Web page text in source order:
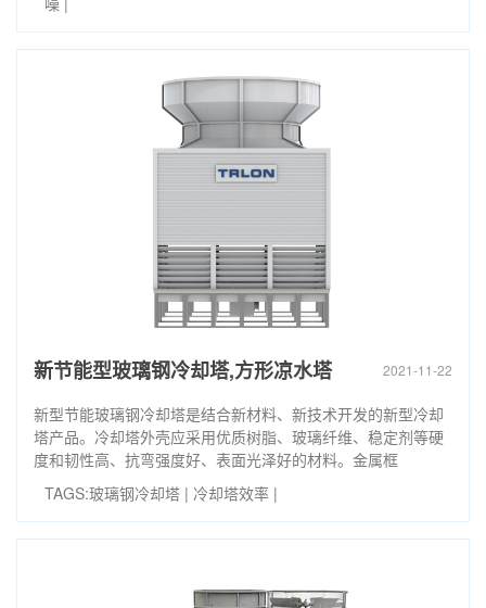
新节能型玻璃钢冷却塔,方形凉水塔 2021-11-22
新型节能玻璃钢冷却塔是结合新材料、新技术开发的新型冷却
塔产品。冷却塔外壳应采用优质树脂、玻璃纤维、稳定剂等硬
度和韧性高、抗弯强度好、表面光泽好的材料。金属框
TAGS:玻璃钢冷却塔 | 冷却塔效率 |